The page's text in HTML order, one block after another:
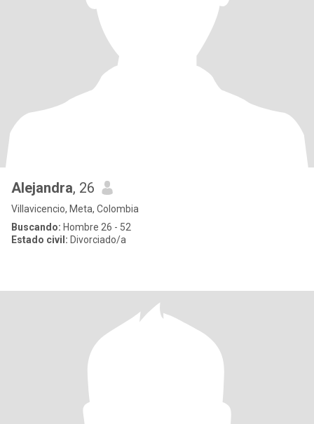
Alejandra, 26
Villavicencio, Meta, Colombia
Buscando: Hombre 26 - 52
Estado civil: Divorciado/a